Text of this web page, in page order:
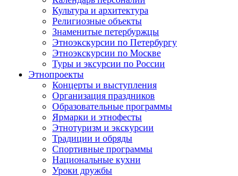
Культура и архитектура
Религиозные объекты
Знаменитые петербуржцы
Этноэкскурсии по Петербургу
Этноэкскурсии по Москве
Туры и эксурсии по России
Этнопроекты
Концерты и выступления
Организация праздников
Образовательные программы
Ярмарки и этнофесты
Этнотуризм и экскурсии
Традиции и обряды
Спортивные программы
Национальные кухни
Уроки дружбы